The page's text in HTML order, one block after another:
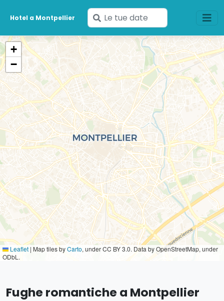
Hotel a Montpellier
Inserisci
le
tue
date
+
−
Leaflet | Map tiles byCarto, under CC BY 3.0. Data by OpenStreetMap, under
ODbL.
Fughe romantiche a Montpellier